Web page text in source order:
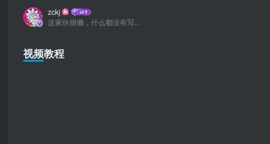
zckj
这家伙很懒，什么都没有写...
视频教程